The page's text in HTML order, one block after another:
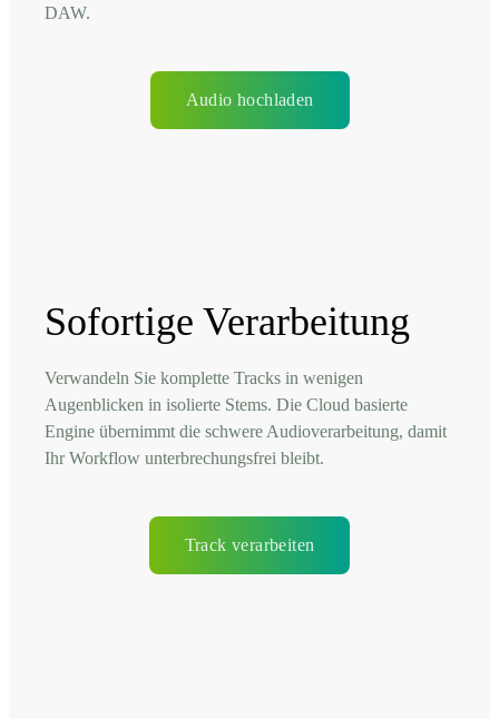
DAW.
Audio hochladen
Sofortige Verarbeitung
Verwandeln Sie komplette Tracks in wenigen
Augenblicken in isolierte Stems. Die Cloud basierte
Engine übernimmt die schwere Audioverarbeitung, damit
Ihr Workflow unterbrechungsfrei bleibt.
Track verarbeiten